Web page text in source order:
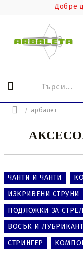
Добре
арбалет
ЧАНТИ И ЧАНТИ
ИЗКРИВЕНИ СТРУНИ
ПОДЛОЖКИ ЗА
ВОСЪК И
СТРИНГЕР